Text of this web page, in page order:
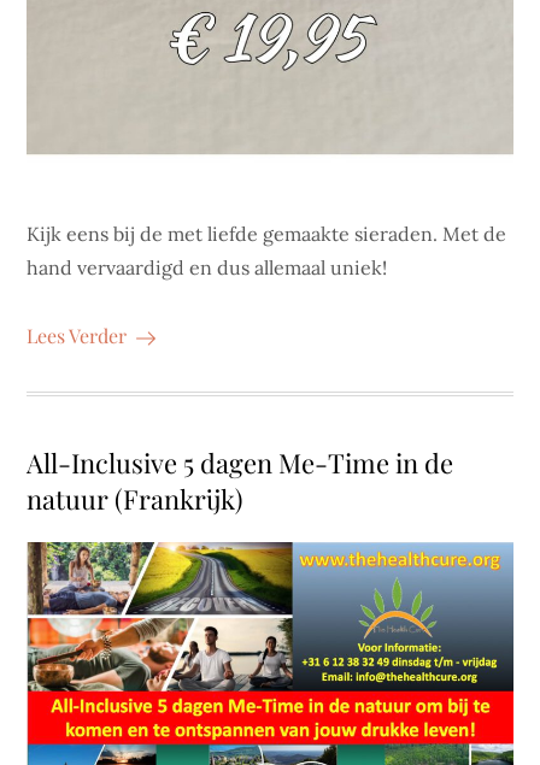
Kijk eens bij de met liefde gemaakte sieraden. Met de
hand vervaardigd en dus allemaal uniek!
Lees Verder
All-Inclusive 5 dagen Me-Time in de
natuur (Frankrijk)